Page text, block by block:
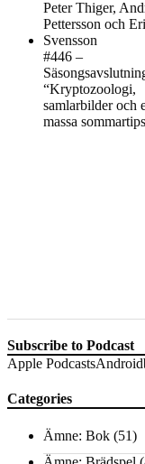
#446 –
“Kryptozoologi,
samlarbilder och
massa
Subscribe to Podcast
Apple PodcastsAndroid
Categories
Ämne: Bok (51)